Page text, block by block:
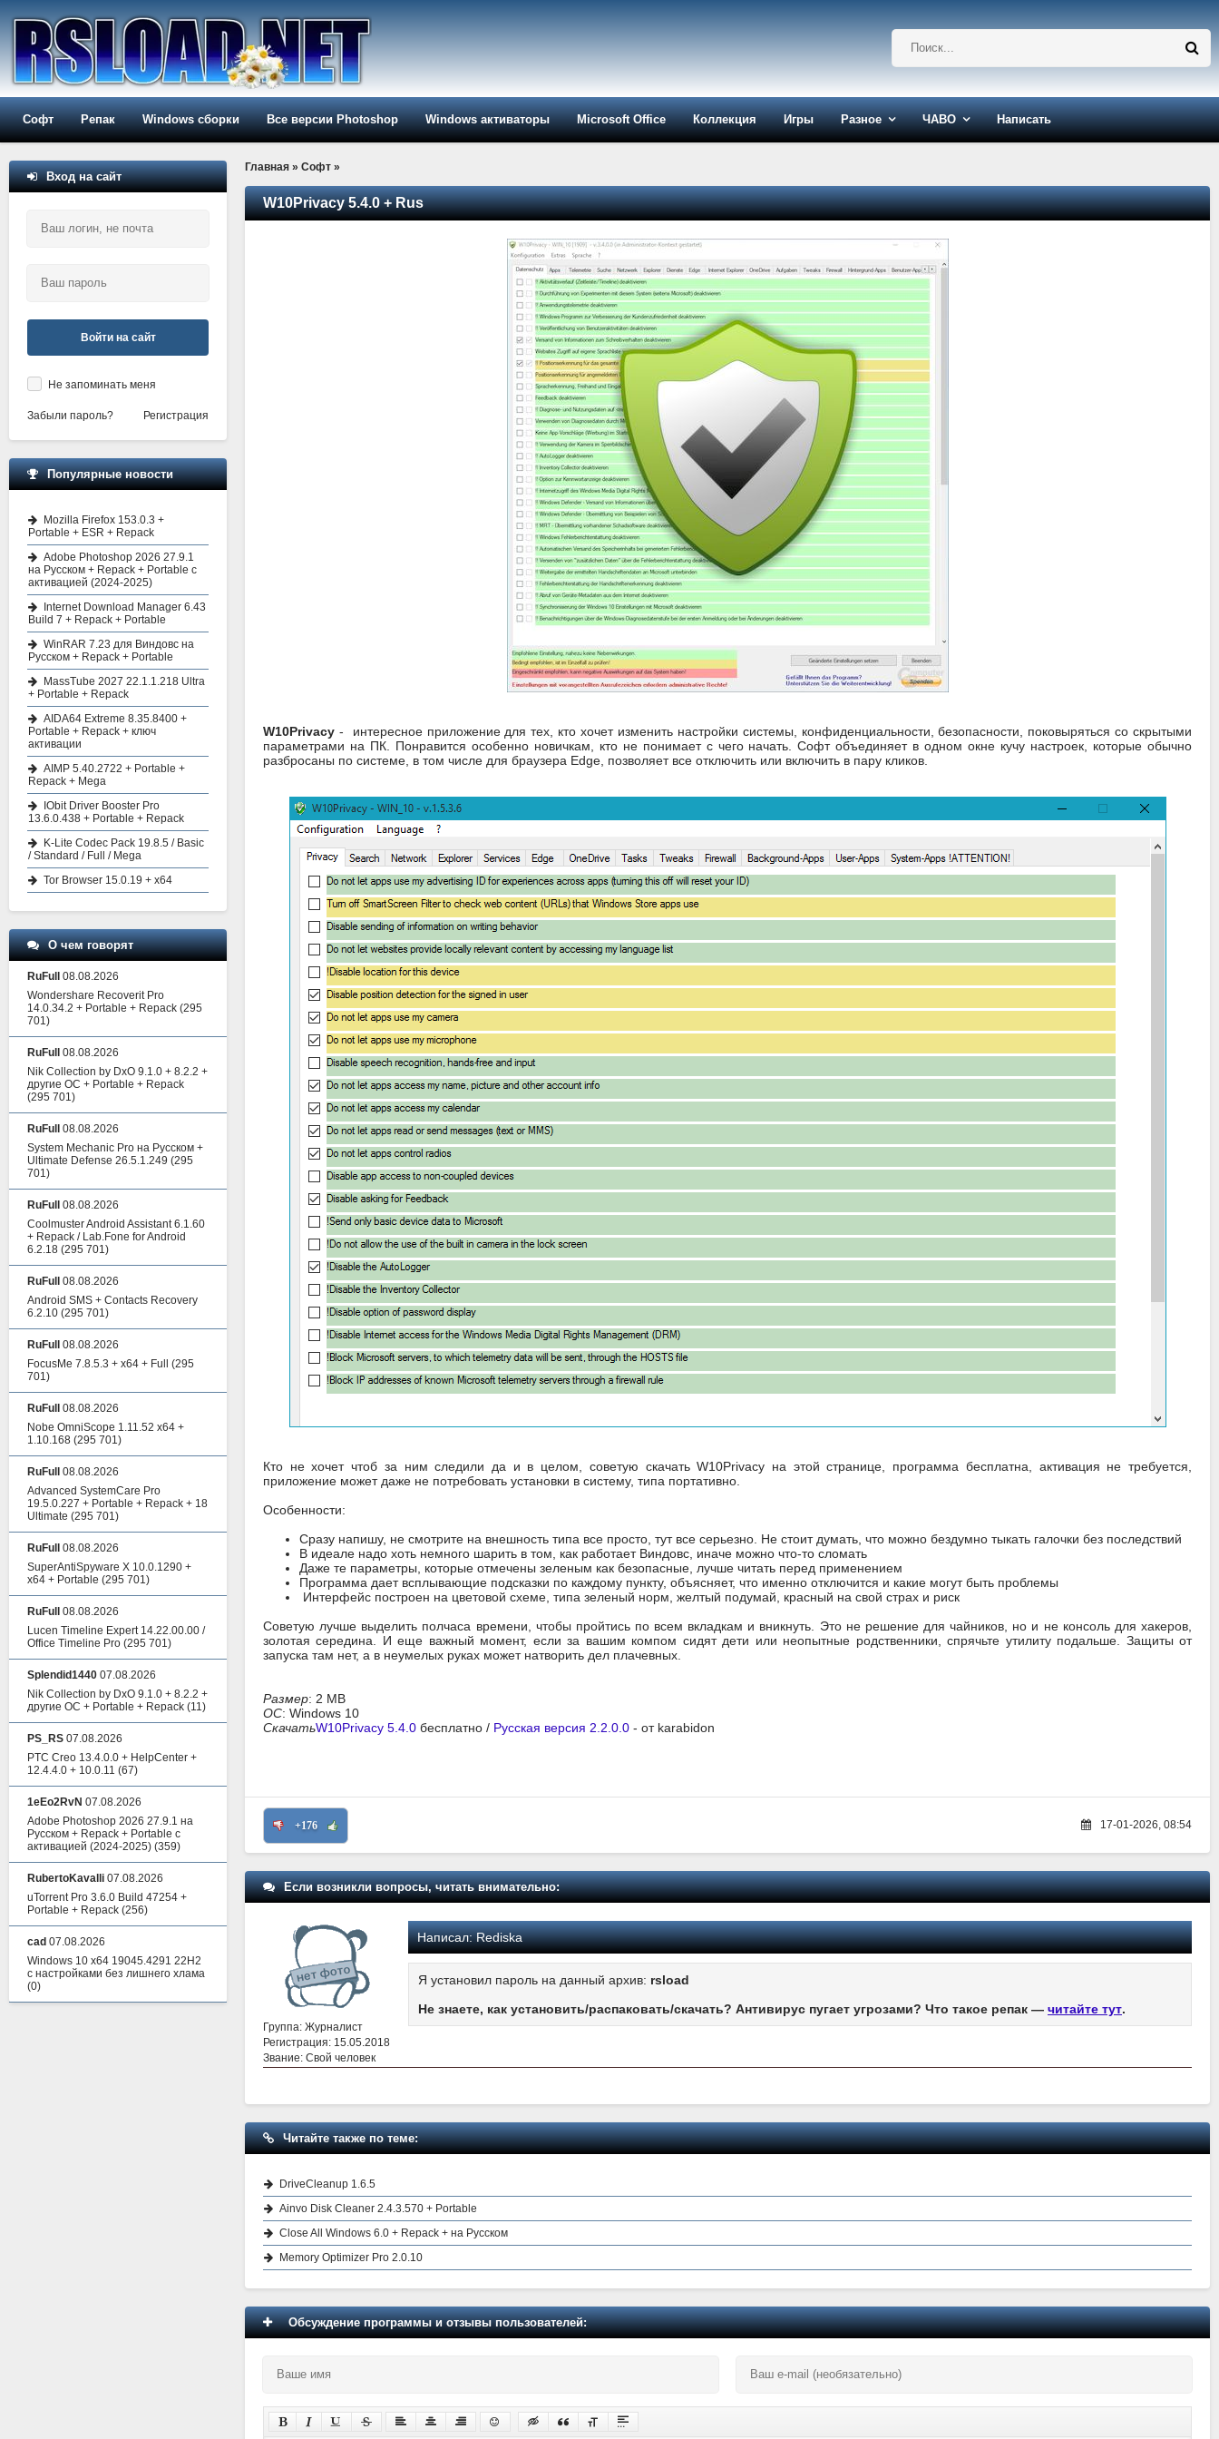
Софт Репак Windows сборки Все версии Photoshop Windows активаторы Microsoft Office Коллекция Игры Разное ЧАВО Написать
Главная » Софт »
W10Privacy 5.4.0 + Rus
W10Privacy - интересное приложение для тех, кто хочет изменить настройки системы, конфиденциальности, безопасности, поковыряться со скрытыми
параметрами на ПК. Понравится особенно новичкам, кто не понимает с чего начать. Софт объединяет в одном окне кучу настроек, которые обычно
разбросаны по системе, в том числе для браузера Edge, позволяет все отключить или включить в пару кликов.
Кто не хочет чтоб за ним следили да и в целом, советую скачать W10Privacy на этой странице, программа бесплатна, активация не требуется,
приложение может даже не потребовать установки в систему, типа портативно.
Особенности:
Сразу напишу, не смотрите на внешность типа все просто, тут все серьезно. Не стоит думать, что можно бездумно тыкать галочки без последствий
В идеале надо хоть немного шарить в том, как работает Виндовс, иначе можно что-то сломать
Даже те параметры, которые отмечены зеленым как безопасные, лучше читать перед применением
Программа дает всплывающие подсказки по каждому пункту, объясняет, что именно отключится и какие могут быть проблемы
Интерфейс построен на цветовой схеме, типа зеленый норм, желтый подумай, красный на свой страх и риск
Советую лучше выделить полчаса времени, чтобы пройтись по всем вкладкам и вникнуть. Это не решение для чайников, но и не консоль для хакеров,
золотая середина. И еще важный момент, если за вашим компом сидят дети или неопытные родственники, спрячьте утилиту подальше. Защиты от
запуска там нет, а в неумелых руках может натворить дел плачевных.
Размер: 2 MB
ОС: Windows 10
СкачатьW10Privacy 5.4.0 бесплатно / Русская версия 2.2.0.0 - от karabidon
+176 17-01-2026, 08:54
Если возникли вопросы, читать внимательно:
Группа: Журналист
Регистрация: 15.05.2018
Звание: Свой человек
Написал:Rediska
Я установил пароль на данный архив: rsload
Не знаете, как установить/распаковать/скачать? Антивирус пугает угрозами? Что такое репак — читайте тут.
Читайте также по теме:
DriveCleanup 1.6.5
Ainvo Disk Cleaner 2.4.3.570 + Portable
Close All Windows 6.0 + Repack + на Русском
Memory Optimizer Pro 2.0.10
Обсуждение программы и отзывы пользователей:
Вход на сайт
Войти на сайт
Не запоминать меня
Забыли пароль? Регистрация
Популярные новости
Mozilla Firefox 153.0.3 +
Portable + ESR + Repack
Adobe Photoshop 2026 27.9.1
на Русском + Repack + Portable с
активацией (2024-2025)
Internet Download Manager 6.43
Build 7 + Repack + Portable
WinRAR 7.23 для Виндовс на
Русском + Repack + Portable
MassTube 2027 22.1.1.218 Ultra
+ Portable + Repack
AIDA64 Extreme 8.35.8400 +
Portable + Repack + ключ
активации
AIMP 5.40.2722 + Portable +
Repack + Mega
IObit Driver Booster Pro
13.6.0.438 + Portable + Repack
K-Lite Codec Pack 19.8.5 / Basic
/ Standard / Full / Mega
Tor Browser 15.0.19 + x64
О чем говорят
RuFull
08.08.2026
Wondershare Recoverit Pro
14.0.34.2 + Portable + Repack (295
701)
RuFull
08.08.2026
Nik Collection by DxO 9.1.0 + 8.2.2 +
другие ОС + Portable + Repack
(295 701)
RuFull
08.08.2026
System Mechanic Pro на Русском +
Ultimate Defense 26.5.1.249 (295
701)
RuFull
08.08.2026
Coolmuster Android Assistant 6.1.60
+ Repack / Lab.Fone for Android
6.2.18 (295 701)
RuFull
08.08.2026
Android SMS + Contacts Recovery
6.2.10 (295 701)
RuFull
08.08.2026
FocusMe 7.8.5.3 + x64 + Full
(295
701)
RuFull
08.08.2026
Nobe OmniScope 1.11.52 x64 +
1.10.168 (295 701)
RuFull
08.08.2026
Advanced SystemCare Pro
19.5.0.227 + Portable + Repack + 18
Ultimate (295 701)
RuFull
08.08.2026
SuperAntiSpyware X 10.0.1290 +
x64 + Portable (295 701)
RuFull
08.08.2026
Lucen Timeline Expert 14.22.00.00 /
Office Timeline Pro (295 701)
Splendid1440 07.08.2026
Nik Collection by DxO 9.1.0 + 8.2.2 +
другие ОС + Portable + Repack (11)
PS_RS 07.08.2026
PTC Creo 13.4.0.0 + HelpCenter +
12.4.4.0 + 10.0.11 (67)
1eEo2RvN 07.08.2026
Adobe Photoshop 2026 27.9.1 на
Русском + Repack + Portable с
активацией (2024-2025) (359)
RubertoKavalli 07.08.2026
uTorrent Pro 3.6.0 Build 47254 +
Portable + Repack (256)
cad 07.08.2026
Windows 10 x64 19045.4291 22H2
с настройками без лишнего хлама
(0)